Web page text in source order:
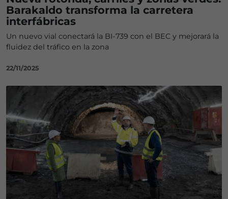
Barakaldo transforma la carretera
interfábricas
Un nuevo vial conectará la BI-739 con el BEC y mejorará la
fluidez del tráfico en la zona
22/11/2025